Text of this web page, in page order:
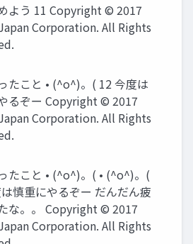
よう 11 Copyright © 2017
Corporation. All Rights
たこと • (^o^)。( 12 今度は
るぞー Copyright © 2017
Corporation. All Rights
たこと • (^o^)。( • (^o^)。(
慎重にやるぞー だんだん疲
な。。 Copyright © 2017
Corporation. All Rights